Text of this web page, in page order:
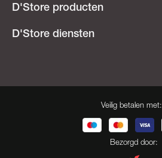
Werken bij D'Store
D'Store producten
Acties & promoties
D'Store diensten
Veilig betalen met:
Bezorgd door: